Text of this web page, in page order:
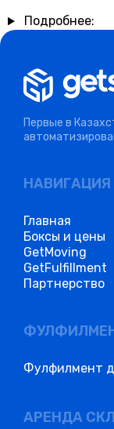
Подробнее:
Первые в
НАВИГАЦИЯ
Главная
Боксы и цены
GetMoving
GetFulfillment
Партнерство
Фулфилмент
АРЕНДА